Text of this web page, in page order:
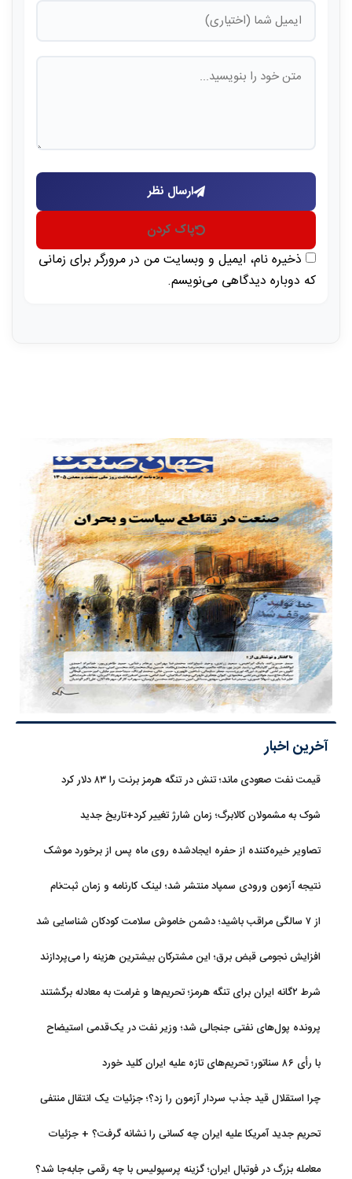
ارسال نظر
پاک کردن
ذخیره نام، ایمیل و وبسایت من در مرورگر برای زمانی
که دوباره دیدگاهی می‌نویسم.
آخرین اخبار
قیمت نفت صعودی ماند؛ تنش در تنگه هرمز برنت را ۸۳ دلار کرد
شوک به مشمولان کالابرگ؛ زمان شارژ تغییر کرد+تاریخ جدید
تصاویر خیره‌کننده از حفره ایجادشده روی ماه پس از برخورد موشک
نتیجه آزمون ورودی سمپاد منتشر شد؛ لینک کارنامه و زمان ثبت‌نام
از ۷ سالگی مراقب باشید؛ دشمن خاموش سلامت کودکان شناسایی شد
افزایش نجومی قبض برق؛ این مشترکان بیشترین هزینه را می‌پردازند
شرط ۲گانه ایران برای تنگه هرمز؛ تحریم‌ها و غرامت به معادله برگشتند
پرونده پول‌های نفتی جنجالی شد؛ وزیر نفت در یک‌قدمی استیضاح
با رأی ۸۶ سناتور؛ تحریم‌های تازه علیه ایران کلید خورد
چرا استقلال قید جذب سردار آزمون را زد؟؛ جزئیات یک انتقال منتفی
تحریم جدید آمریکا علیه ایران چه کسانی را نشانه گرفت؟ + جزئیات
معامله بزرگ در فوتبال ایران؛ گزینه پرسپولیس با چه رقمی جابه‌جا شد؟